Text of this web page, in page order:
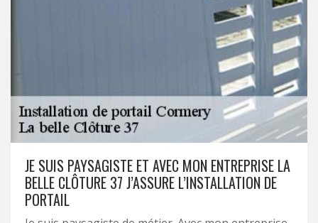
JE SUIS PAYSAGISTE ET AVEC MON ENTREPRISE LA
BELLE CLÔTURE 37 J’ASSURE L’INSTALLATION DE
PORTAIL